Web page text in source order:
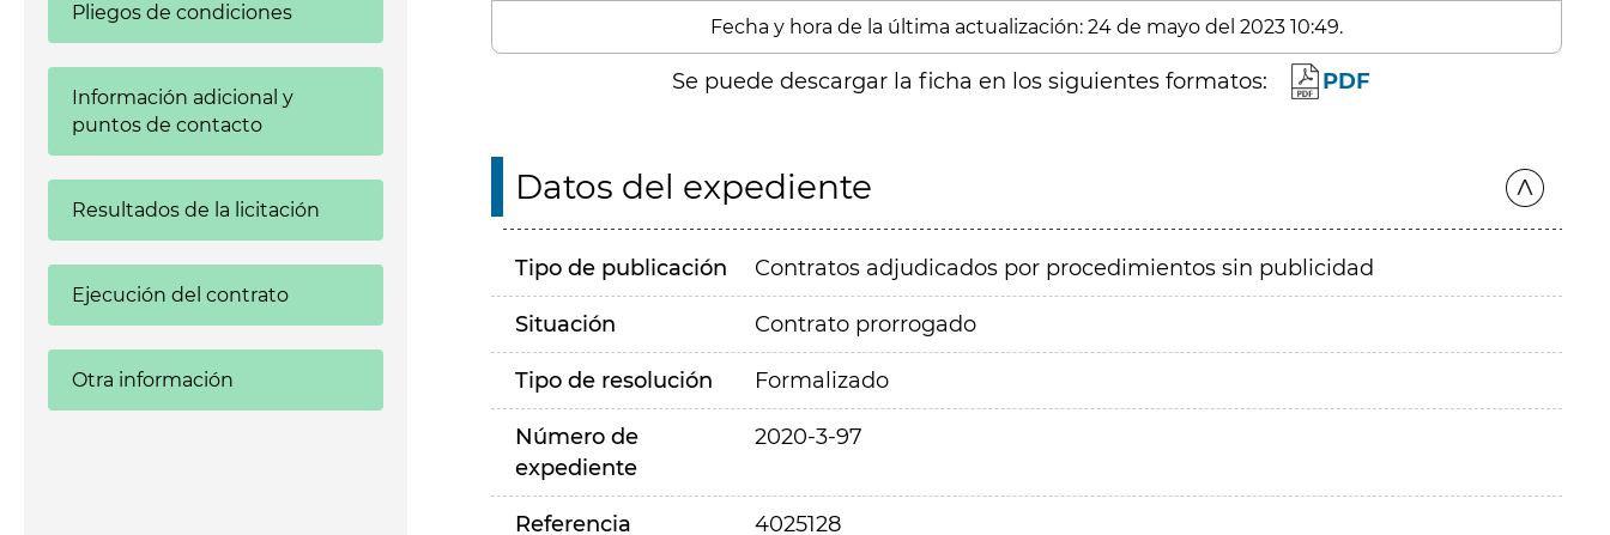
Pliegos de condiciones
Información adicional y
puntos de contacto
Resultados de la licitación
Ejecución del contrato
Otra información
Fecha y hora de la última actualización: 24 de mayo del 2023 10:49.
Se puede descargar la ficha en los siguientes formatos: PDF
Datos del expediente
Tipo de publicación Contratos adjudicados por procedimientos sin publicidad
Situación Contrato prorrogado
Tipo de resolución Formalizado
Número de
expediente
2020-3-97
Referencia 4025128